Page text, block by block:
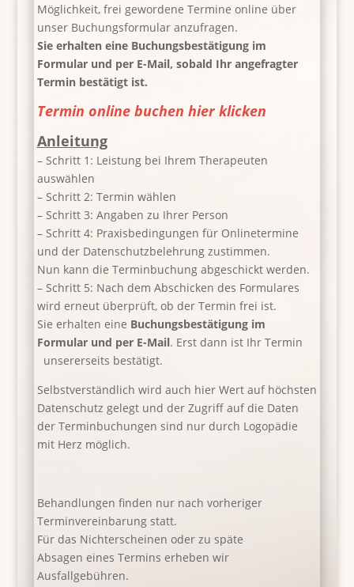
Möglichkeit, frei gewordene Termine online über
unser Buchungsformular anzufragen.
Sie erhalten eine Buchungsbestätigung im
Formular und per E-Mail, sobald Ihr angefragter
Termin bestätigt ist.
Termin online buchen hier klicken
Anleitung
– Schritt 1: Leistung bei Ihrem Therapeuten
auswählen
– Schritt 2: Termin wählen
– Schritt 3: Angaben zu Ihrer Person
– Schritt 4: Praxisbedingungen für Onlinetermine
und der Datenschutzbelehrung zustimmen.
Nun kann die Terminbuchung abgeschickt werden.
– Schritt 5: Nach dem Abschicken des Formulares
wird erneut überprüft, ob der Termin frei ist.
Sie erhalten eine Buchungsbestätigung im
Formular und per E-Mail. Erst dann ist Ihr Termin
unsererseits bestätigt.
Selbstverständlich wird auch hier Wert auf höchsten
Datenschutz gelegt und der Zugriff auf die Daten
der Terminbuchungen sind nur durch Logopädie
mit Herz möglich.
Behandlungen finden nur nach vorheriger
Terminvereinbarung statt.
Für das Nichterscheinen oder zu späte
Absagen eines Termins erheben wir
Ausfallgebühren.